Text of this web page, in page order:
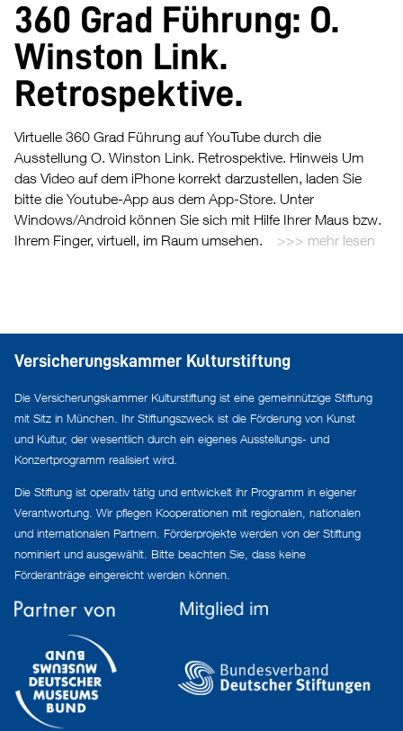
360 Grad Führung: O.
Winston Link.
Retrospektive.
Virtuelle 360 Grad Führung auf YouTube durch die
Ausstellung O. Winston Link. Retrospektive. Hinweis Um
das Video auf dem iPhone korrekt darzustellen, laden Sie
bitte die Youtube-App aus dem App-Store. Unter
Windows/Android können Sie sich mit Hilfe Ihrer Maus bzw.
Ihrem Finger, virtuell, im Raum umsehen.
mehr lesen
Versicherungskammer Kulturstiftung
Die Versicherungskammer Kulturstiftung ist eine gemeinnützige Stiftung
mit Sitz in München. Ihr Stiftungszweck ist die Förderung von Kunst
und Kultur, der wesentlich durch ein eigenes Ausstellungs- und
Konzertprogramm realisiert wird.
Die Stiftung ist operativ tätig und entwickelt ihr Programm in eigener
Verantwortung. Wir pflegen Kooperationen mit regionalen, nationalen
und internationalen Partnern. Förderprojekte werden von der Stiftung
nominiert und ausgewählt. Bitte beachten Sie, dass keine
Förderanträge eingereicht werden können.